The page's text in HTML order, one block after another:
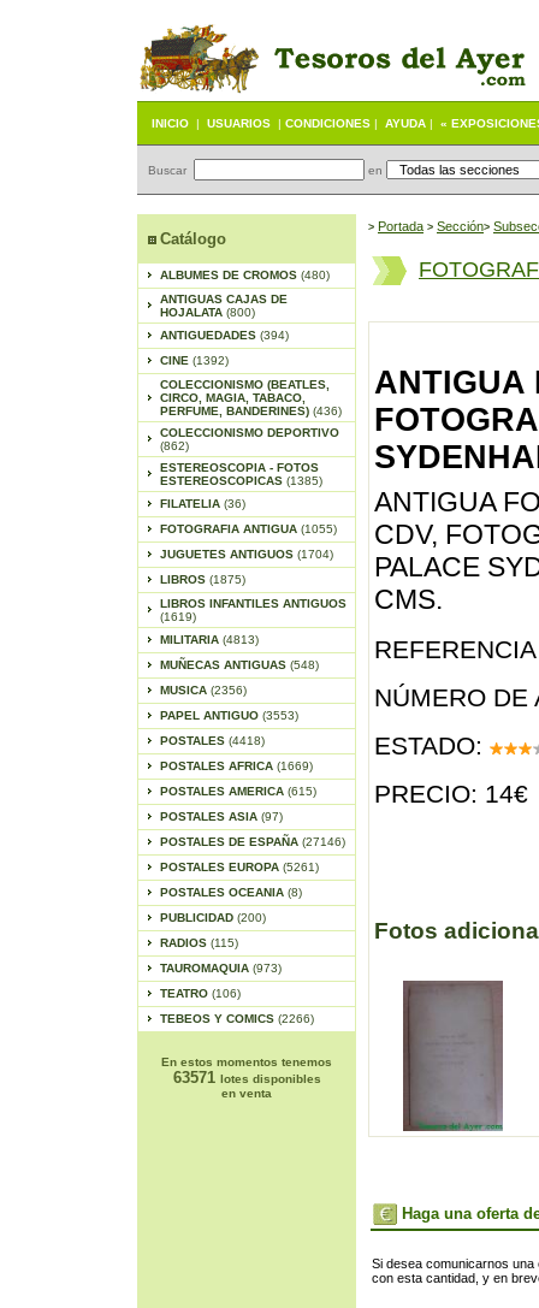
INICIO | USUARIOS | CONDICIONES | AYUDA | «
Buscar en
Catálogo
ALBUMES DE CROMOS (480)
ANTIGUAS CAJAS DE
HOJALATA (800)
ANTIGUEDADES (394)
CINE (1392)
COLECCIONISMO (BEATLES,
CIRCO, MAGIA, TABACO,
PERFUME, BANDERINES) (436)
COLECCIONISMO DEPORTIVO
(862)
ESTEREOSCOPIA - FOTOS
ESTEREOSCOPICAS (1385)
FILATELIA (36)
FOTOGRAFIA ANTIGUA (1055)
JUGUETES ANTIGUOS (1704)
LIBROS (1875)
LIBROS INFANTILES ANTIGUOS
(1619)
MILITARIA (4813)
MUÑECAS ANTIGUAS (548)
MUSICA (2356)
PAPEL ANTIGUO (3553)
POSTALES (4418)
POSTALES AFRICA (1669)
POSTALES AMERICA (615)
POSTALES ASIA (97)
POSTALES DE ESPAÑA (27146)
POSTALES EUROPA (5261)
POSTALES OCEANIA (8)
PUBLICIDAD (200)
RADIOS (115)
TAUROMAQUIA (973)
TEATRO (106)
TEBEOS Y COMICS (2266)
En estos momentos tenemos
63571 lotes disponibles
en venta
> Portada > Sección>
ANTIGUA
ANTIGUA
CDV,
PALACE
CMS.
NÚMERO DE
ESTADO:
PRECIO: 14€
Fotos
Haga una oferta
Si desea comunicarnos
con esta cantidad, y en